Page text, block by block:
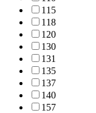
115
118
120
130
131
135
137
140
157